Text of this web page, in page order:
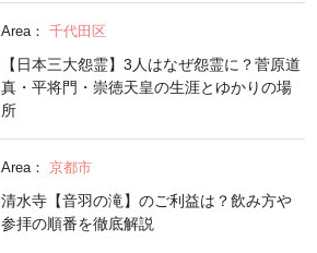
Area： 千代田区
【日本三大怨霊】3人はなぜ怨霊に？菅原道
真・平将門・崇徳天皇の生涯とゆかりの場
所
Area： 京都市
清水寺【音羽の滝】のご利益は？飲み方や
参拝の順番を徹底解説